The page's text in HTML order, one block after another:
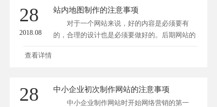
28
2018.08
站内地图制作的注意事项
对于一个网站来说，好的内容是必须要有
的，合理的设计也是必须要做好的。后期网站的
运...
查看详情
28 中小企业初次制作网站的注意事项
中小企业制作网站时开始网络营销的第一